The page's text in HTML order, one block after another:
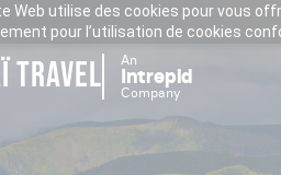
Web utilise des cookies pour vous
pour l’utilisation de cookies
TRAVEL An
Intrepid
Company